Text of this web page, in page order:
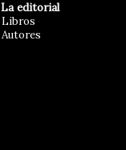
La editorial
Libros
Autores